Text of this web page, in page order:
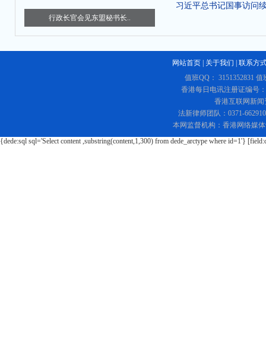
行政长官会见东盟秘书长..
习近平总书记国事访问
网站首页 | 关于我们 | 联系方
值班QQ： 3151352831
香港每日电讯注册证编号
香港互联网新闻
法新律师团队：0371-
本网监督机构：香港网络媒
{dede:sql sql='Select content ,substring(content,1,300) from dede_arctype where id=1'}